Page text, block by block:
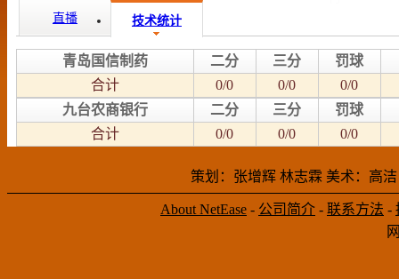
直播 技术统计
青岛国信制药 二分 三分
罚球
合计
0/0 0/0
0/0
九台农商银行
二分 三分
罚球
合计
0/0 0/0 0/0
策划：张增辉 林志霖 美术：高
About NetEase - 公司简介 - 联系方法 -